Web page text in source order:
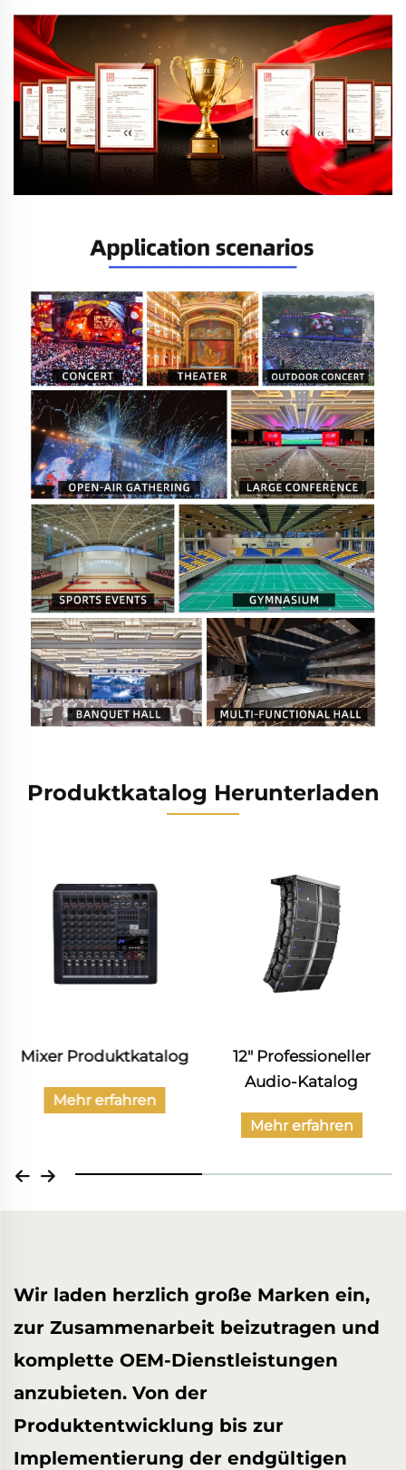
Produktkatalog Herunterladen
12" Professioneller
Katalog von Zivil-
Audio-Produkten
Mehr erfahren
Wir laden herzlich große Marken ein,
zur Zusammenarbeit beizutragen und
komplette OEM-Dienstleistungen
anzubieten. Von der
Produktentwicklung bis zur
Implementierung der endgültigen